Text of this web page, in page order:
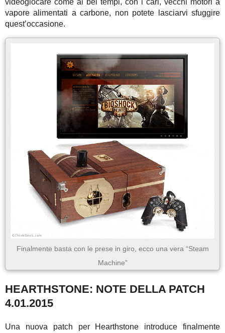
vapore alimentati a carbone, non potete lasciarvi sfuggire
quest’occasione.
Finalmente basta con le prese in giro, ecco una vera “Steam
Machine”
HEARTHSTONE: NOTE DELLA PATCH
4.01.2015
Una nuova patch per Hearthstone introduce finalmente